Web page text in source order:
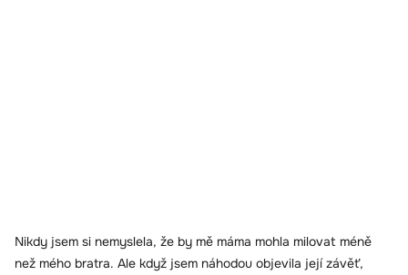
Nikdy jsem si nemyslela, že by mě máma mohla milovat méně
než mého bratra. Ale když jsem náhodou objevila její závěť,